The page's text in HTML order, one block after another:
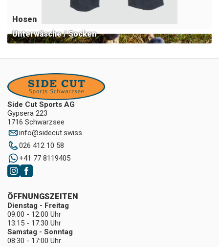
Hosen
Unterwäsche / Socken
Side Cut Sports AG
Gypsera 223
1716 Schwarzsee
info@sidecut.swiss
026 412 10 58
+41 77 8119405
ÖFFNUNGSZEITEN
Dienstag - Freitag
09:00 - 12:00 Uhr
13:15 - 17:30 Uhr
Samstag - Sonntag
08:30 - 17:00 Uhr